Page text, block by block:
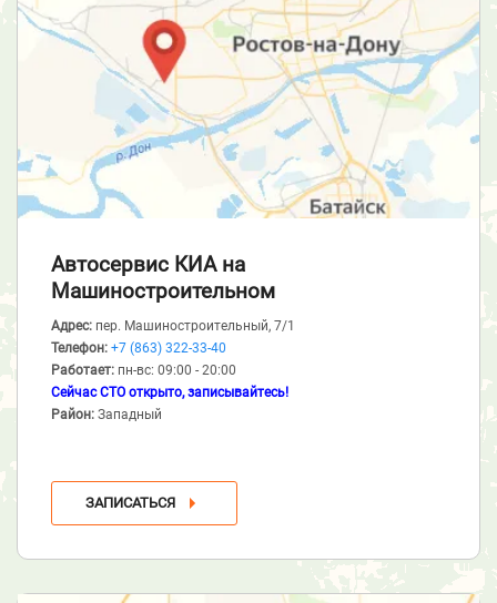
Автосервис КИА на
Машиностроительном
Адрес: пер. Машиностроительный, 7/1
Телефон: +7 (863) 322-33-40
Работает: пн-вс: 09:00 - 20:00
Сейчас СТО открыто, записывайтесь!
Район: Западный
ЗАПИСАТЬСЯ